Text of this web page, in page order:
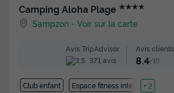
Camping Aloha Plage ★★★★
Sampzon -Voir sur la carte
Avis TripAdvisor
371 avis
Avis clients
8.4/10
Club enfant Espace fitness intérieure
+ 2